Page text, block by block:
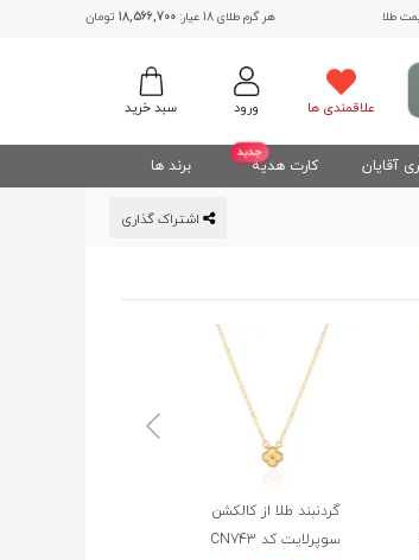
طلا هر گرم طلای 18 عیار: 18,566,700 تومان
سبد خرید ورود علاقمندی ها
آقایان
جدید
کارت هدیه برند ها
گردنبند طلا از کالکشن
سوپرلایت کد CN743